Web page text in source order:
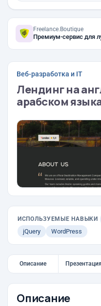
Freelance.Boutique
Премиум-сервис для
Веб-разработка и IT
Лендинг на
арабском
ИСПОЛЬЗУЕМЫЕ НАВЫКИ
jQuery
WordPress
Описание Презентация
Описание